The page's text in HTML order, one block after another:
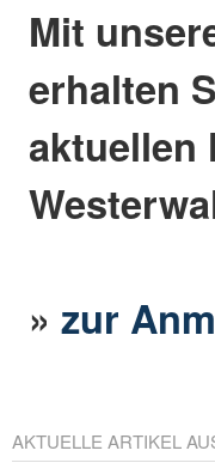
Mit
erhalten
aktuellen
»zur
AKTUELLE ARTIKEL